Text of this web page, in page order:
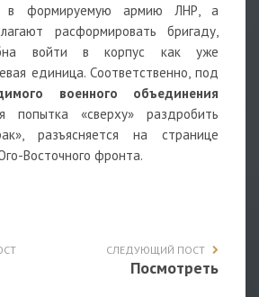
в формируемую армию ЛНР, а
расформировать бригаду,
войти в корпус как уже
единица. Соответственно, под
военного объединения
попытка «сверху» раздробить
разъясняется на странице
Восточного фронта.
СЛЕДУЮЩИЙ ПОСТ
Посмотреть